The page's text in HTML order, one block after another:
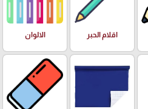
اقلام الحبر الالوان